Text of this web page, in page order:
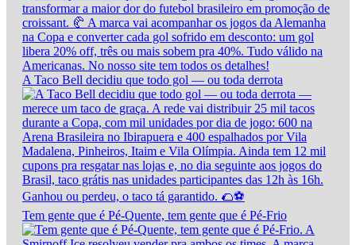
A Taco Bell decidiu que todo gol — ou toda derrota
Tem gente que é Pé-Quente, tem gente que é Pé-Frio